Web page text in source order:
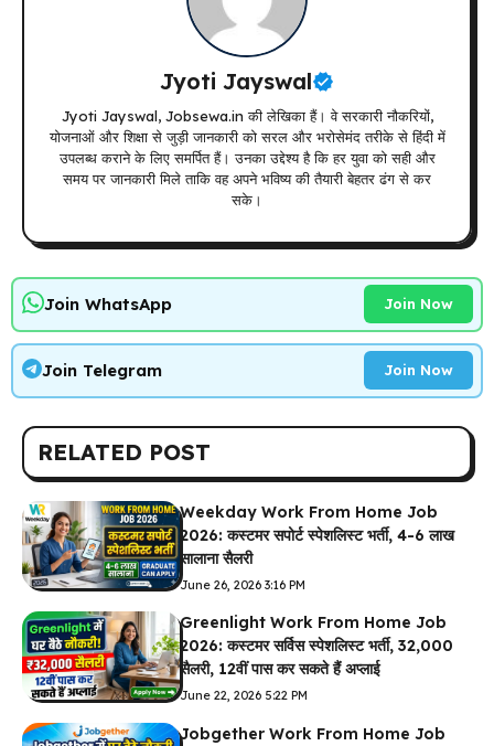
Jyoti Jayswal
Jyoti Jayswal, Jobsewa.in की लेखिका हैं। वे सरकारी नौकरियों,
योजनाओं और शिक्षा से जुड़ी जानकारी को सरल और भरोसेमंद तरीके से हिंदी में
उपलब्ध कराने के लिए समर्पित हैं। उनका उद्देश्य है कि हर युवा को सही और
समय पर जानकारी मिले ताकि वह अपने भविष्य की तैयारी बेहतर ढंग से कर
सके।
Join WhatsApp Join Now
Join Telegram Join Now
RELATED POST
Weekday Work From Home Job
2026: कस्टमर सपोर्ट स्पेशलिस्ट भर्ती, 4-6 लाख
सालाना सैलरी
June 26, 2026 3:16 PM
Greenlight Work From Home Job
2026: कस्टमर सर्विस स्पेशलिस्ट भर्ती, ₹32,000
सैलरी, 12वीं पास कर सकते हैं अप्लाई
June 22, 2026 5:22 PM
Jobgether Work From Home Job